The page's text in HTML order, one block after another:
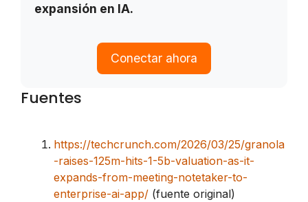
expansión en IA.
Conectar ahora
Fuentes
https://techcrunch.com/2026/03/25/granola
-raises-125m-hits-1-5b-valuation-as-it-
expands-from-meeting-notetaker-to-
enterprise-ai-app/ (fuente original)